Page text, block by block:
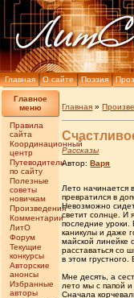
Главная О сайте Поэзия
Главное
меню
Правила
сайта
Координационный
центр
Путеводитель
по сайту
Полезные
советы
новичкам
Произведения
Комментарии
ЛитО
Форум
Текущие
конкурсы
Авторские
анонсы
Избранные
авторы
Главная »
Рассказы
Автор:Варя
Лето начинается
превратился в
Невозможно
светит солнце. И
последние
каникулы и даже
майской линейке
расставаться со
в этом
Мне десять, а
лето мы с папой
Сначала